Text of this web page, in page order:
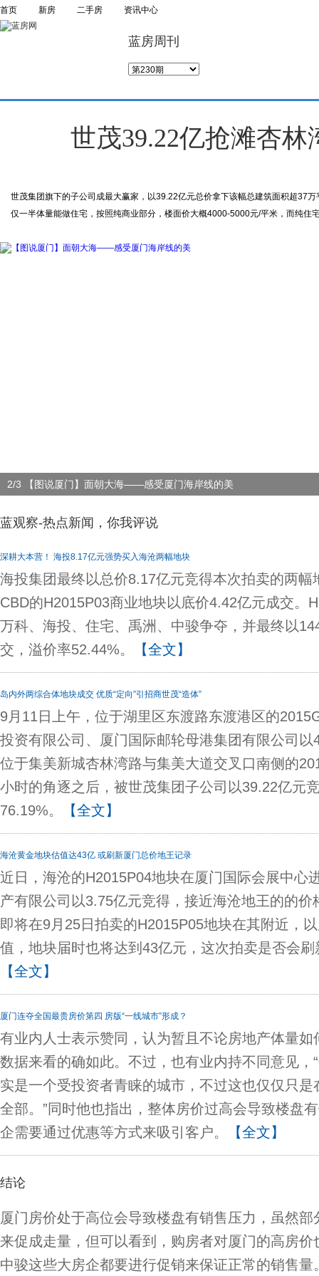
首页 新房 二手房 资讯中心
蓝房周刊
世茂39.22亿抢滩杏
世茂集团旗下的子公司成最大赢家，以39.22亿元总价拿下该幅总建筑面积超37
仅一半体量能做住宅，按照纯商业部分，楼面价大概4000-5000元/平米，而纯住
2/3 【图说厦门】面朝大海——感受厦门海岸线的美
蓝观察-热点新闻，你我评说
深耕大本营！ 海投8.17亿元强势买入海沧两幅地块
海投集团最终以总价8.17亿元竞得本次拍卖的两幅
CBD的H2015P03商业地块以底价4.42亿元成交。
万科、海投、住宅、禹洲、中骏争夺，并最终以
交，溢价率52.44%。
【全文】
岛内外两综合体地块成交 优质“定向”引招商世茂“造体”
9月11日上午，位于湖里区东渡路东渡港区的
投资有限公司、厦门国际邮轮母港集团有限公司
位于集美新城杏林湾路与集美大道交叉口南侧的
小时的角逐之后，被世茂集团子公司以39.22亿元
76.19%。
【全文】
海沧黄金地块估值达43亿 或刷新厦门总价地王记录
近日，海沧的H2015P04地块在厦门国际会展中心
产有限公司以3.75亿元竞得，接近海沧地王的的
即将在9月25日拍卖的H2015P05地块在其附近，
值，地块届时也将达到43亿元，这次拍卖是否会
【全文】
厦门连夺全国最贵房价第四 房版“一线城市”形成？
有业内人士表示赞同，认为暂且不论房地产体量
数据来看的确如此。不过，也有业内持不同意见，
实是一个受投资者青睐的城市，不过这也仅仅只
全部。”同时他也指出，整体房价过高会导致楼盘
企需要通过优惠等方式来吸引客户。
【全文】
结论
厦门房价处于高位会导致楼盘有销售压力，虽然
来促成走量，但可以看到，购房者对厦门的高房
中骏这些大房企都要进行促销来保证正常的销售